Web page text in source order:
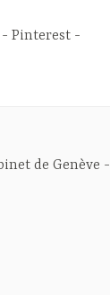
Pinterest
de Genève